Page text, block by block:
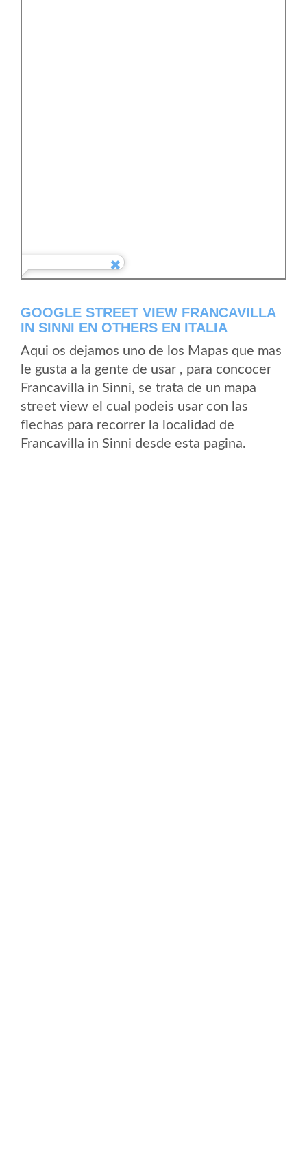
GOOGLE STREET VIEW FRANCAVILLA
IN SINNI EN OTHERS EN ITALIA
Aqui os dejamos uno de los Mapas que mas
le gusta a la gente de usar , para concocer
Francavilla in Sinni, se trata de un mapa
street view el cual podeis usar con las
flechas para recorrer la localidad de
Francavilla in Sinni desde esta pagina.